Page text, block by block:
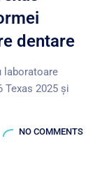
dentare
laboratoare
Texas 2025 și
NO COMMENTS